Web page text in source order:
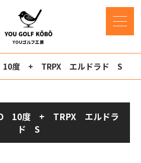
10度 + TRPX エルドラド S
10度 + TRPX エルドラ
ド S